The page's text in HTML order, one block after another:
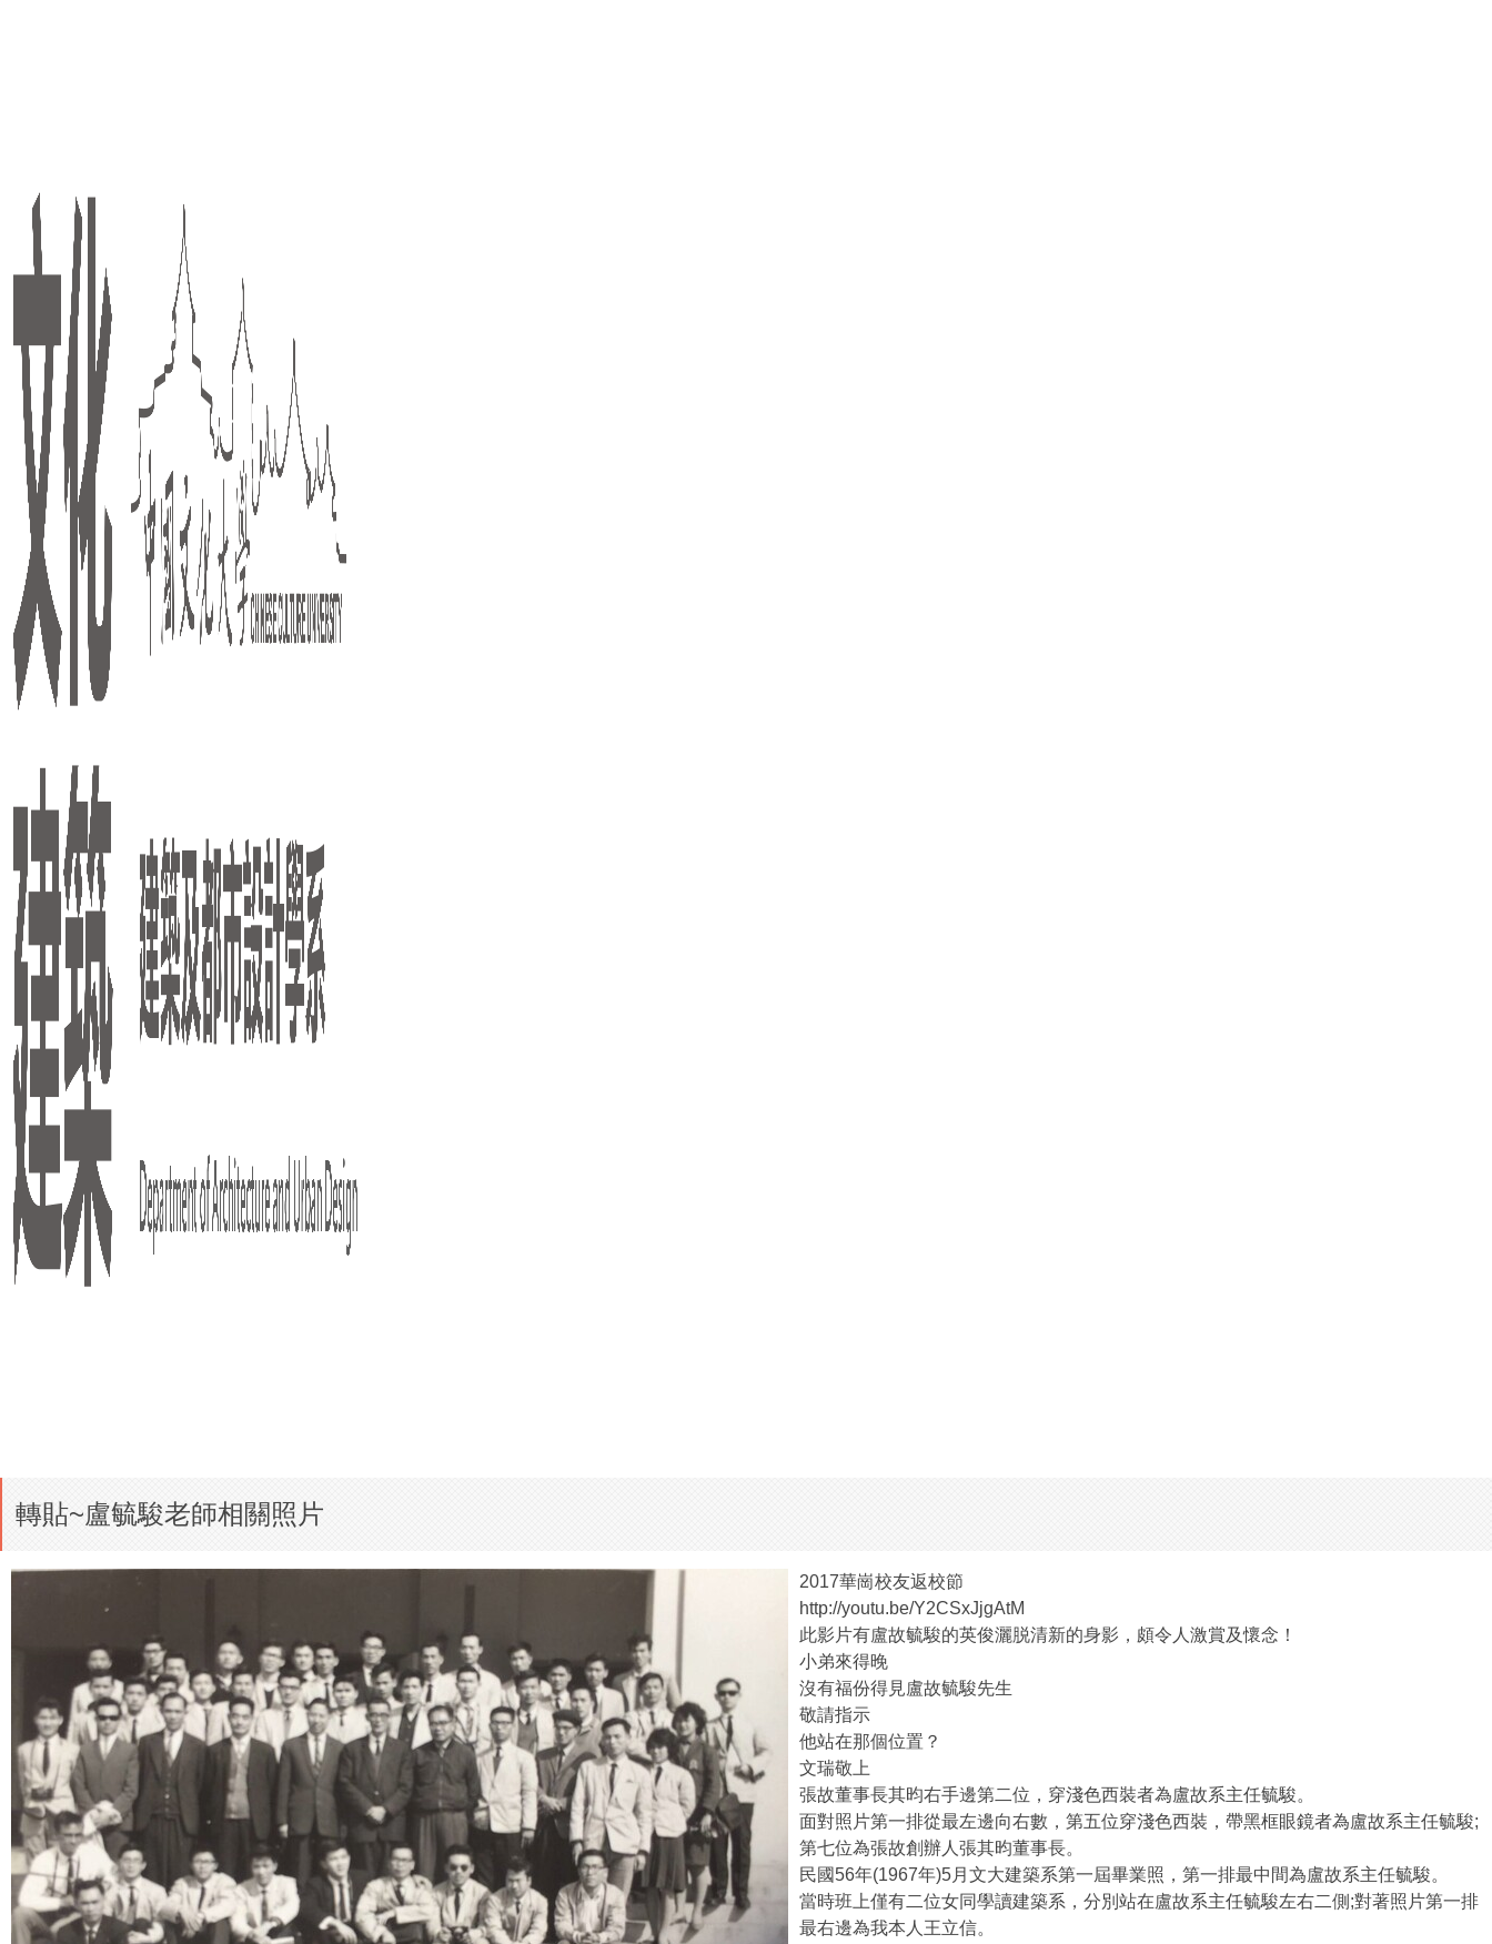
轉貼~盧毓駿老師相關照片
2017華崗校友返校節
http://youtu.be/Y2CSxJjgAtM
此影片有盧故毓駿的英俊灑脱清新的身影，頗令人激賞及懷念！
小弟來得晚
沒有福份得見盧故毓駿先生
敬請指示
他站在那個位置？
文瑞敬上
張故董事長其昀右手邊第二位，穿淺色西裝者為盧故系主任毓駿。
面對照片第一排從最左邊向右數，第五位穿淺色西裝，帶黑框眼鏡者為盧故系主任毓駿;
第七位為張故創辦人張其昀董事長。
民國56年(1967年)5月文大建築系第一屆畢業照，第一排最中間為盧故系主任毓駿。
當時班上僅有二位女同學讀建築系，分別站在盧故系主任毓駿左右二側;對著照片第一排
最右邊為我本人王立信。